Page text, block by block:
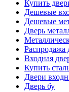
Купить
Дешевые
Дешевые
Дверь
Распродажа
Входная
Купить
Двери
Дверь бу